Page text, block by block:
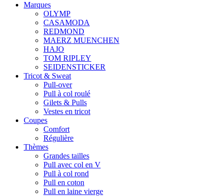
Marques
OLYMP
CASAMODA
REDMOND
MAERZ MUENCHEN
HAJO
TOM RIPLEY
SEIDENSTICKER
Tricot & Sweat
Pull-over
Pull à col roulé
Gilets & Pulls
Vestes en tricot
Coupes
Comfort
Régulière
Thèmes
Grandes tailles
Pull avec col en V
Pull à col rond
Pull en coton
Pull en laine vierge